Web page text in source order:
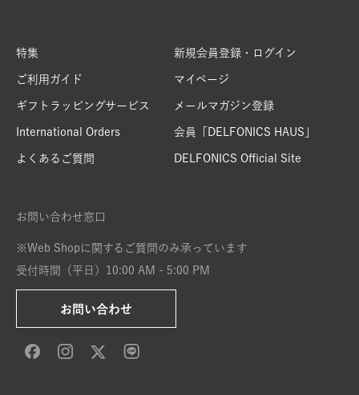
特集
ご利用ガイド
ギフトラッピングサービス
International Orders
よくあるご質問
新規会員登録・ログイン
マイページ
メールマガジン登録
会員「DELFONICS HAUS」
DELFONICS Official Site
お問い合わせ窓口
※Web Shopに関するご質問のみ承っています
受付時間（平日）10:00 AM - 5:00 PM
お問い合わせ